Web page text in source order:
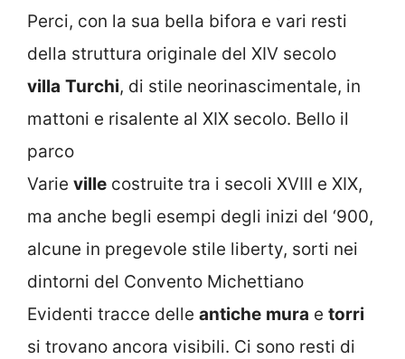
Perci, con la sua bella bifora e vari resti
della struttura originale del XIV secolo
villa Turchi, di stile neorinascimentale, in
mattoni e risalente al XIX secolo. Bello il
parco
Varie ville costruite tra i secoli XVIII e XIX,
ma anche begli esempi degli inizi del ‘900,
alcune in pregevole stile liberty, sorti nei
dintorni del Convento Michettiano
Evidenti tracce delle antiche mura e torri
si trovano ancora visibili. Ci sono resti di